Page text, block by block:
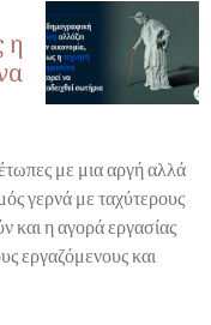
η
με μια αργή αλλά
γερνά με ταχύτερους
και η αγορά εργασίας
εργαζόμενους και